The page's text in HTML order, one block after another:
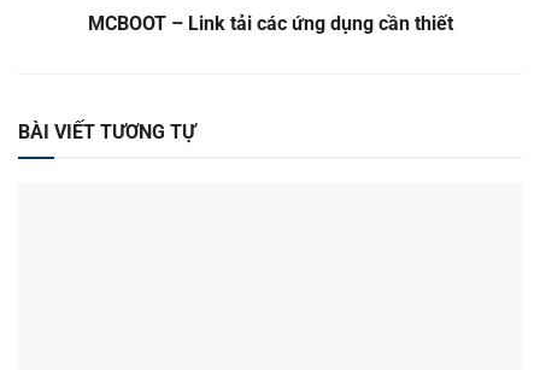
MCBOOT – Link tải các ứng dụng cần thiết
BÀI VIẾT TƯƠNG TỰ